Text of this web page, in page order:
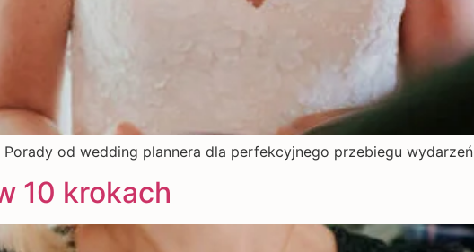
od wedding plannera dla perfekcyjnego przebiegu
10 krokach